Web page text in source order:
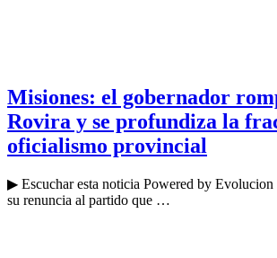
Misiones: el gobernador
Rovira y se profundiza la
oficialismo provincial
▶ Escuchar esta noticia Powered by
su renuncia al partido que …